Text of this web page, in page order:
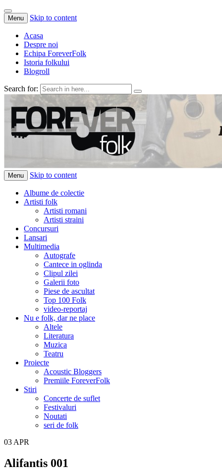
Menu Skip to content
Acasa
Despre noi
Echipa ForeverFolk
Istoria folkului
Blogroll
Search for:
ForeverFolk
Muzica sufletului tau
Menu Skip to content
Albume de colectie
Artisti folk
Artisti romani
Artisti straini
Concursuri
Lansari
Multimedia
Autografe
Cantece in oglinda
Clipul zilei
Galerii foto
Piese de ascultat
Top 100 Folk
video-reportaj
Nu e folk, dar ne place
Altele
Literatura
Muzica
Teatru
Proiecte
Acoustic Bloggers
Premiile ForeverFolk
Stiri
Concerte de suflet
Festivaluri
Noutati
seri de folk
03 APR
Alifantis 001